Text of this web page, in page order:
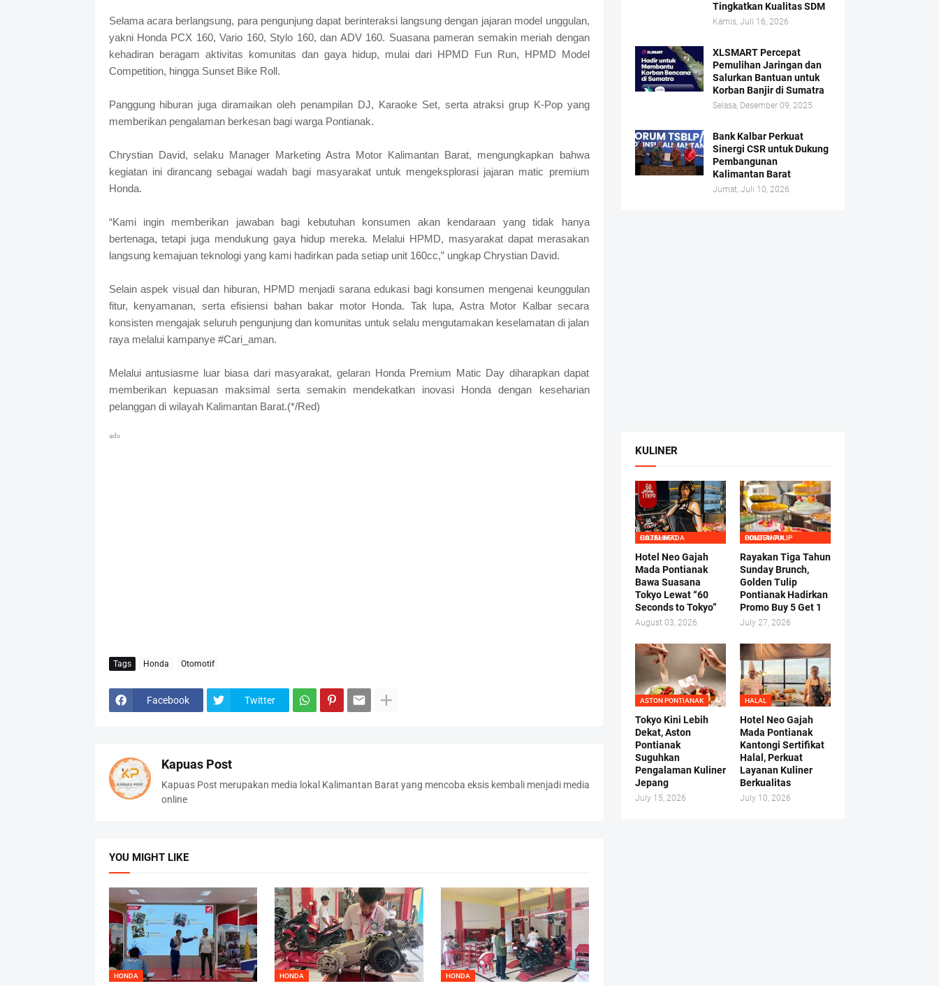
Selama acara berlangsung, para pengunjung dapat berinteraksi langsung dengan jajaran model unggulan,
yakni Honda PCX 160, Vario 160, Stylo 160, dan ADV 160. Suasana pameran semakin meriah dengan
kehadiran beragam aktivitas komunitas dan gaya hidup, mulai dari HPMD Fun Run, HPMD Model
Competition, hingga Sunset Bike Roll.
Panggung hiburan juga diramaikan oleh penampilan DJ, Karaoke Set, serta atraksi grup K-Pop yang
memberikan pengalaman berkesan bagi warga Pontianak.
Chrystian David, selaku Manager Marketing Astra Motor Kalimantan Barat, mengungkapkan bahwa
kegiatan ini dirancang sebagai wadah bagi masyarakat untuk mengeksplorasi jajaran matic premium
Honda.
“Kami ingin memberikan jawaban bagi kebutuhan konsumen akan kendaraan yang tidak hanya
bertenaga, tetapi juga mendukung gaya hidup mereka. Melalui HPMD, masyarakat dapat merasakan
langsung kemajuan teknologi yang kami hadirkan pada setiap unit 160cc,” ungkap Chrystian David.
Selain aspek visual dan hiburan, HPMD menjadi sarana edukasi bagi konsumen mengenai keunggulan
fitur, kenyamanan, serta efisiensi bahan bakar motor Honda. Tak lupa, Astra Motor Kalbar secara
konsisten mengajak seluruh pengunjung dan komunitas untuk selalu mengutamakan keselamatan di jalan
raya melalui kampanye #Cari_aman.
Melalui antusiasme luar biasa dari masyarakat, gelaran Honda Premium Matic Day diharapkan dapat
memberikan kepuasan maksimal serta semakin mendekatkan inovasi Honda dengan keseharian
pelanggan di wilayah Kalimantan Barat.(*/Red)
ads
Tags Honda Otomotif
Facebook Twitter
Kapuas Post
Kapuas Post merupakan media lokal Kalimantan Barat yang mencoba eksis kembali menjadi media
online
YOU MIGHT LIKE
HONDA HONDA HONDA
Tingkatkan Kualitas SDM
Kamis, Juli 16, 2026
XLSMART Percepat
Pemulihan Jaringan dan
Salurkan Bantuan untuk
Korban Banjir di Sumatra
Selasa, Desember 09, 2025
Bank Kalbar Perkuat
Sinergi CSR untuk Dukung
Pembangunan
Kalimantan Barat
Jumat, Juli 10, 2026
KULINER
HOTEL NEO GAJAHMADA
Hotel Neo Gajah
Mada Pontianak
Bawa Suasana
Tokyo Lewat “60
Seconds to Tokyo”
August 03, 2026
GOLDEN TULIP PONTIANAK
Rayakan Tiga Tahun
Sunday Brunch,
Golden Tulip
Pontianak Hadirkan
Promo Buy 5 Get 1
July 27, 2026
ASTON PONTIANAK
Tokyo Kini Lebih
Dekat, Aston
Pontianak
Suguhkan
Pengalaman Kuliner
Jepang
July 15, 2026
HALAL
Hotel Neo Gajah
Mada Pontianak
Kantongi Sertifikat
Halal, Perkuat
Layanan Kuliner
Berkualitas
July 10, 2026